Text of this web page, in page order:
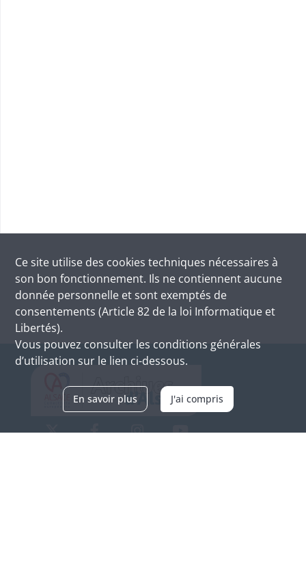
Ce site utilise des cookies techniques nécessaires à
son bon fonctionnement. Ils ne contiennent aucune
donnée personnelle et sont exemptés de
consentements (Article 82 de la loi Informatique et
Libertés).
Vous pouvez consulter les conditions générales
d’utilisation sur le lien ci-dessous.
En savoir plus J'ai compris